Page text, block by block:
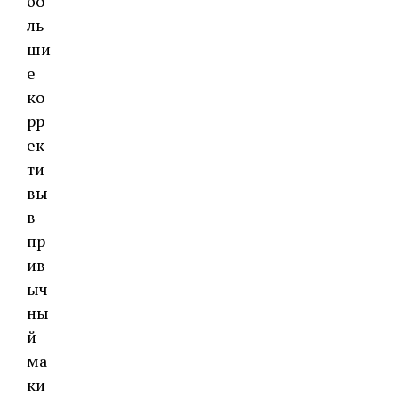
ль
ши
е
ко
рр
ек
ти
вы
в
пр
ив
ыч
ны
й
ма
ки